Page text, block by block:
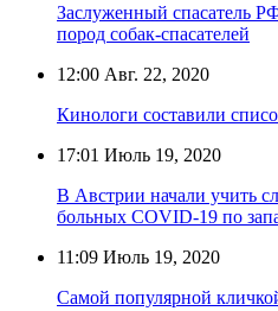
Заслуженный спасатель
пород собак-спасателей
12:00 Авг. 22, 2020
Кинологи составили
17:01 Июль 19, 2020
В Австрии начали учить
больных COVID-19 по
11:09 Июль 19, 2020
Самой популярной